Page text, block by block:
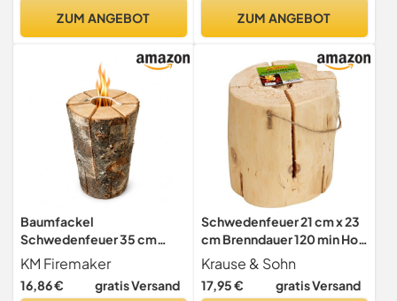
Massivholz Mit UV-
ZUM ANGEBOT ZUM ANGEBOT
Baumfackel
Schwedenfeuer 35 cm
Feuerfackel für Outdoor
Party Finnenfackel Holz
Feuer Gartenfackel
KM Firemaker
16,86 € gratis Versand
Schwedenfeuer 21 cm x 23
cm Brenndauer 120 min Holz
Kamin Feuerschale (1)
Krause & Sohn
17,95 € gratis Versand